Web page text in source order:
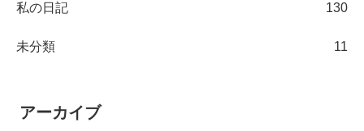
私の日記 130
未分類 11
アーカイブ